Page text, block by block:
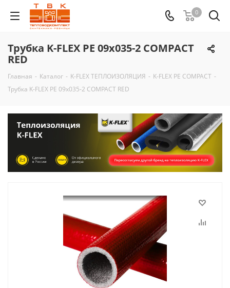
0
Трубка K-FLEX PE 09x035-2 COMPACT
RED
Главная - Каталог - K-FLEX ТЕПЛОИЗОЛЯЦИЯ - K-FLEX PE COMPACT -
Трубка K-FLEX PE 09x035-2 COMPACT RED